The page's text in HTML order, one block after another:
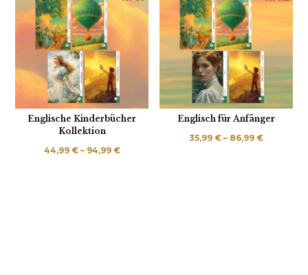
Englische Kinderbücher
Kollektion
44,99 € – 94,99 €Preisspanne:
Englisch für Anfänger
35,99 € – 86,99 €